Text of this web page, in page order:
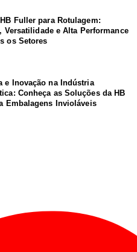
Fuller para Rotulagem:
Versatilidade e Alta Performance
os Setores
e Inovação na Indústria
Conheça as Soluções da HB
Embalagens Invioláveis